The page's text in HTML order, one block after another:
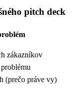
pitch deck
zákazníkov
(prečo práve vy)